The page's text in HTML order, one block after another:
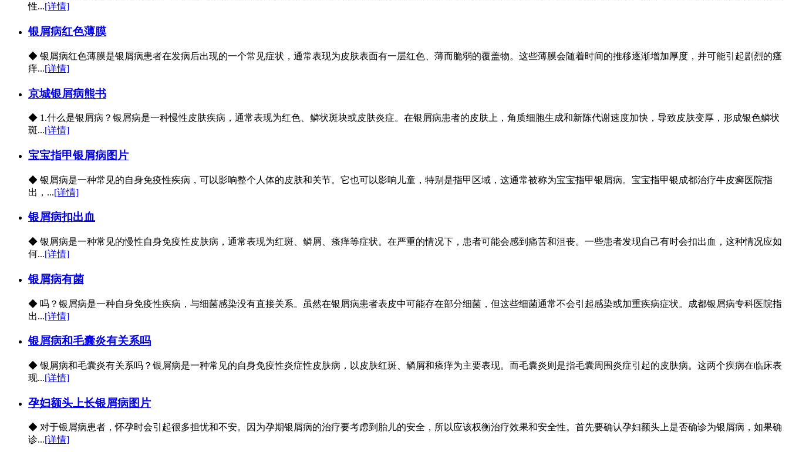
性...[详情]
银屑病红色薄膜
◆ 银屑病红色薄膜是银屑病患者在发病后出现的一个常见症状，通常表现为皮肤表面有一层红色、薄而脆弱的覆盖物。这些薄膜会随着时间的推移逐渐增加厚度，并可能引起剧烈的瘙
痒...[详情]
京城银屑病熊书
◆ 1.什么是银屑病？银屑病是一种慢性皮肤疾病，通常表现为红色、鳞状斑块或皮肤炎症。在银屑病患者的皮肤上，角质细胞生成和新陈代谢速度加快，导致皮肤变厚，形成银色鳞状
斑...[详情]
宝宝指甲银屑病图片
◆ 银屑病是一种常见的自身免疫性疾病，可以影响整个人体的皮肤和关节。它也可以影响儿童，特别是指甲区域，这通常被称为宝宝指甲银屑病。宝宝指甲银成都治疗牛皮癣医院指
出，...[详情]
银屑病扣出血
◆ 银屑病是一种常见的慢性自身免疫性皮肤病，通常表现为红斑、鳞屑、瘙痒等症状。在严重的情况下，患者可能会感到痛苦和沮丧。一些患者发现自己有时会扣出血，这种情况应如
何...[详情]
银屑病有菌
◆ 吗？银屑病是一种自身免疫性疾病，与细菌感染没有直接关系。虽然在银屑病患者表皮中可能存在部分细菌，但这些细菌通常不会引起感染或加重疾病症状。成都银屑病专科医院指
出...[详情]
银屑病和毛囊炎有关系吗
◆ 银屑病和毛囊炎有关系吗？银屑病是一种常见的自身免疫性炎症性皮肤病，以皮肤红斑、鳞屑和瘙痒为主要表现。而毛囊炎则是指毛囊周围炎症引起的皮肤病。这两个疾病在临床表
现...[详情]
孕妇额头上长银屑病图片
◆ 对于银屑病患者，怀孕时会引起很多担忧和不安。因为孕期银屑病的治疗要考虑到胎儿的安全，所以应该权衡治疗效果和安全性。首先要确认孕妇额头上是否确诊为银屑病，如果确
诊...[详情]